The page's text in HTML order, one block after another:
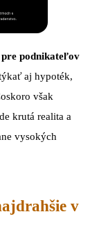
podnikateľov
aj hypoték,
však
krutá realita a
vysokých
v